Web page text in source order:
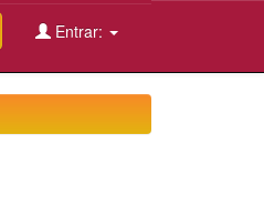
Entrar: